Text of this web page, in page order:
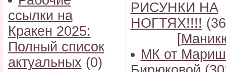
ссылки на
Кракен 2025:
Полный список
актуальных (0)
РИСУНКИ НА
НОГТЯХ!!!!
[
МК от